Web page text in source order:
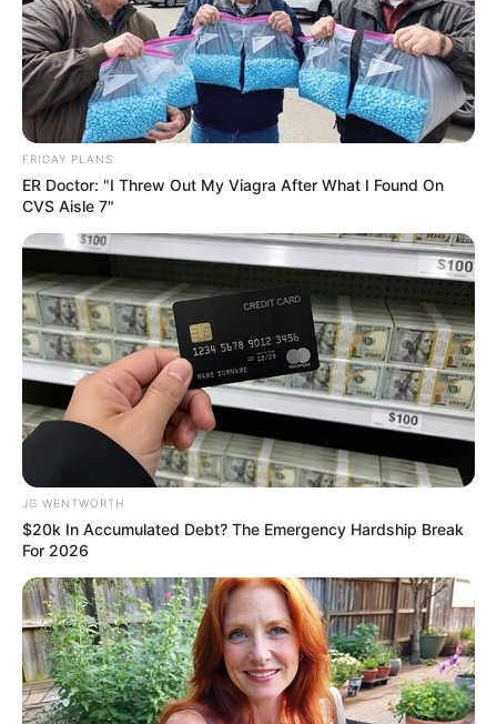
BRAINBERRIES
Olena Zelenska's Life Changed Overnight
BRAINBERRIES
This Woman Chose To Live Like A Horse
BRAINBERRIES
FRIDAY PLANS
ER Doctor: "I Threw Out My Viagra After What I Found On
CVS Aisle 7"
JG WENTWORTH
$20k In Accumulated Debt? The Emergency Hardship Break
For 2026